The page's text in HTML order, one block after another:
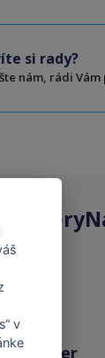
si rady?
nám, rádi
takmer
v